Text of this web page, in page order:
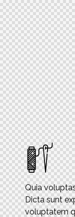
Quia
Dicta sunt
voluptatem